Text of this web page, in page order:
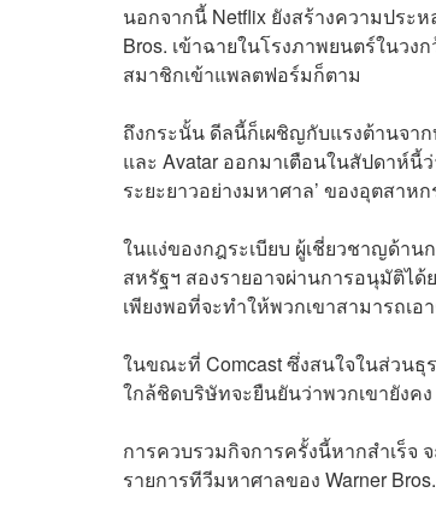
นอกจากนี้ Netflix ยังสร้างความประ
Bros. เข้าฉายในโรงภาพยนตร์ในวง
สมาชิกเข้าแพลตฟอร์มก็ตาม
ถึงกระนั้น ดีลนี้ก็เผชิญกับแรงต้านจา
และ Avatar ออกมาเตือนในสัปดาห์นี้
ระยะยาวอย่างมหาศาล’ ของอุตสาหก
ในแง่ของกฎระเบียบ ผู้เชี่ยวชาญด้า
สหรัฐฯ สองรายอาจผ่านการอนุมัติไ
เพียงพอที่จะทำให้พวกเขาสามารถเ
ในขณะที่ Comcast ซึ่งสนใจในส่วน
ใกล้ชิดบริษัทจะยืนยันว่าพวกเขายังคง
การควบรวมกิจการครั้งนี้หากสำเร็จ
รายการทีวีมหาศาลของ Warner